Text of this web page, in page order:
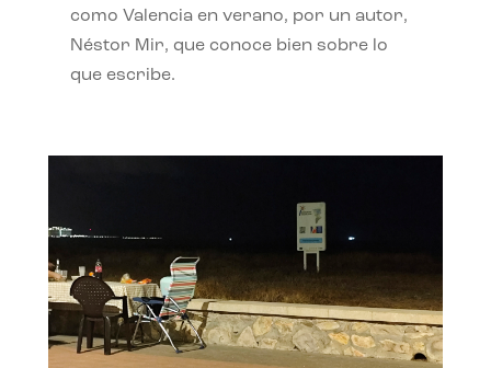
como Valencia en verano, por un autor,
Néstor Mir, que conoce bien sobre lo
que escribe.